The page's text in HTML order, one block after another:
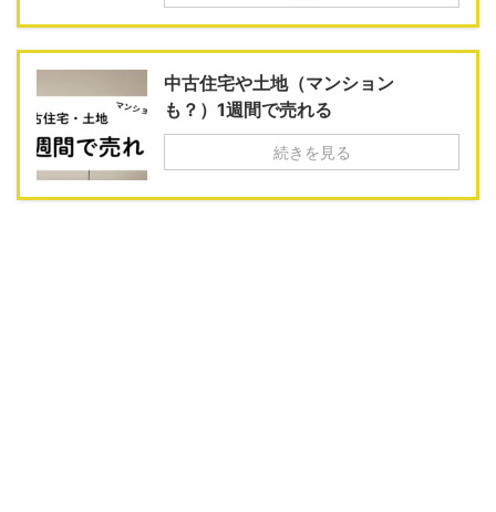
中古住宅や土地（マンション
も？）1週間で売れる
続きを見る